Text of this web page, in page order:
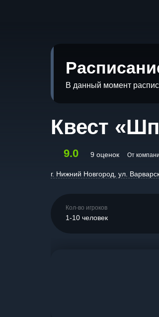
В данный момент
Квест
9.0 9 оценок От
г. Нижний Новгород, ул.
Кол-во игроков
1-10 человек